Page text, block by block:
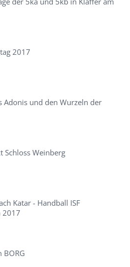
2017
Adonis und den Wurzeln der
Schloss Weinberg
Katar - Handball ISF
2017
BORG